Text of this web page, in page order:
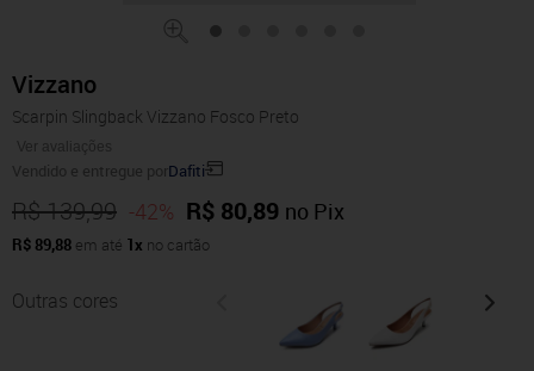
Vizzano
Scarpin Slingback Vizzano Fosco Preto
Ver avaliações
Vendido e entregue porDafiti
R$ 139,99 -42% R$ 80,89 no Pix
R$ 89,88 em até 1x no cartão
Outras cores